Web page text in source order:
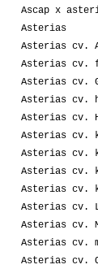
Ascap x
Asterias
Asterias cv.
Asterias cv.
Asterias cv.
Asterias cv.
Asterias cv.
Asterias cv.
Asterias cv.
Asterias cv.
Asterias cv.
Asterias cv.
Asterias cv.
Asterias cv.
Asterias cv.